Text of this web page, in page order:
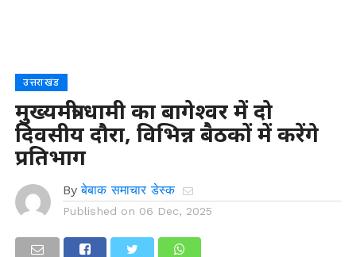
उत्तराखंड
मुख्यमंत्री धामी का बागेश्वर में दो
दिवसीय दौरा, विभिन्न बैठकों में करेंगे
प्रतिभाग
By बेबाक समाचार डेस्क
Published on 06 Dec, 2025